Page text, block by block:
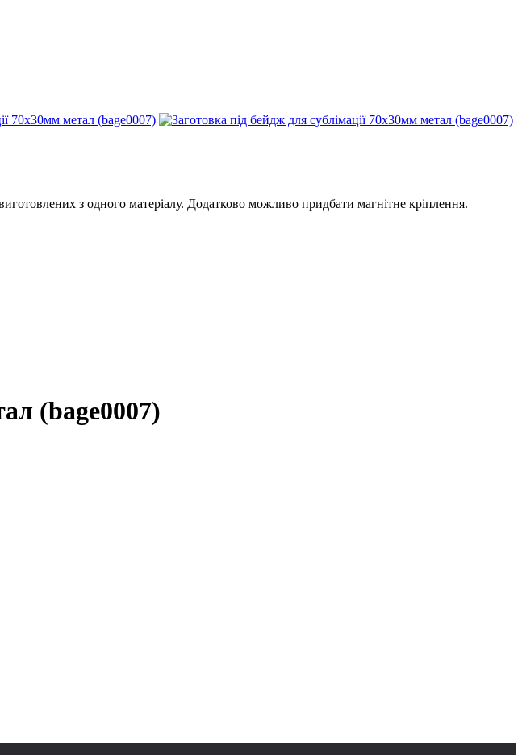
з одного матеріалу. Додатково можливо придбати магнітне кріплення.
(bage0007)